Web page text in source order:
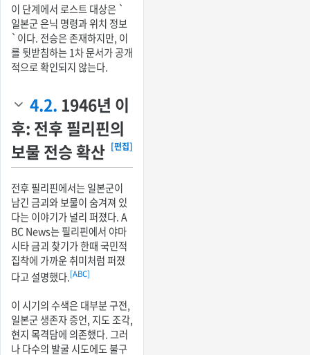
이 단계에서 로스트 대상은 `
일본군 은닉 명령과 위치 정보
`이다. 전승은 존재하지만, 이
를 뒷받침하는 1차 문서가 공개
적으로 확인되지 않는다.
4.2. 1946년 이
후: 전후 필리핀의
보물 전승 확산 [편집]
전후 필리핀에서는 일본군이
남긴 금괴와 보물이 숨겨져 있
다는 이야기가 널리 퍼졌다. A
BC News는 필리핀에서 야마
시타 금괴 찾기가 한때 국민적
집착에 가까운 취미처럼 퍼졌
다고 설명했다.[ABC]
이 시기의 수색은 대부분 구전,
일본군 생존자 증언, 지도 조각,
현지 목격담에 의존했다. 그러
나 다수의 발굴 시도에도 불구